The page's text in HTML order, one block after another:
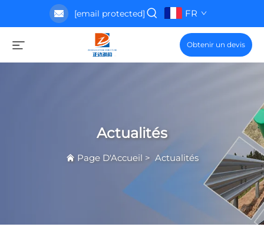
[email protected] FR
Obtenir un devis
Actualités
Page D'Accueil > Actualités